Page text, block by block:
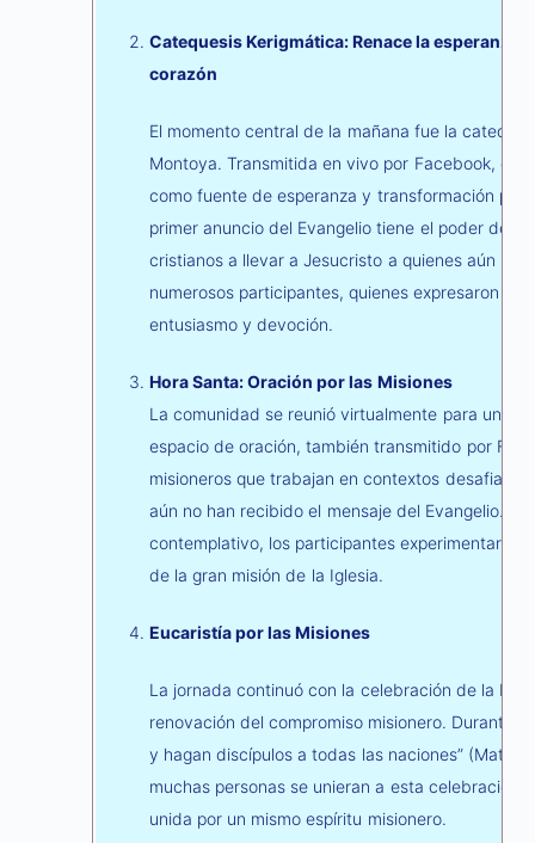
Catequesis Kerigmática: Renace la
corazón
El momento central de la mañana fue la
Montoya. Transmitida en vivo por Facebook,
como fuente de esperanza y transformación
primer anuncio del Evangelio tiene el poder de
cristianos a llevar a Jesucristo a quienes aún no
numerosos participantes, quienes expresaron
entusiasmo y devoción.
Hora Santa: Oración por las Misiones
La comunidad se reunió virtualmente para una
espacio de oración, también transmitido por
misioneros que trabajan en contextos
aún no han recibido el mensaje del Evangelio. A
contemplativo, los participantes experimentaron
de la gran misión de la Iglesia.
Eucaristía por las Misiones
La jornada continuó con la celebración de la
renovación del compromiso misionero. Durante
y hagan discípulos a todas las naciones”
muchas personas se unieran a esta celebración
unida por un mismo espíritu misionero.